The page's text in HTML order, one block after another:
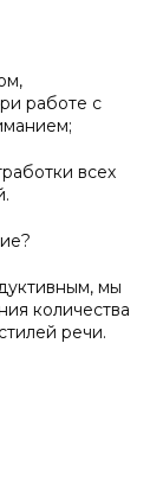
работе с
всех
мы
количества
речи.